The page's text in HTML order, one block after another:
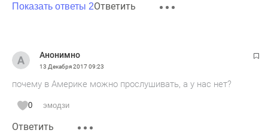
Показать ответы 2Ответить
Анонимно
13 Декабря 201709:23
почему в Америке можно прослушивать, а у нас нет?
0 эмодзи
Ответить